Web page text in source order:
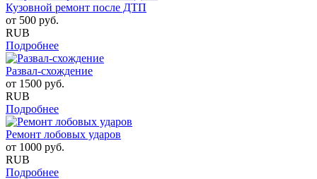
Кузовной ремонт после ДТП
от 500 руб.
RUB
Подробнее
Развал-схождение
от 1500 руб.
RUB
Подробнее
Ремонт лобовых ударов
от 1000 руб.
RUB
Подробнее